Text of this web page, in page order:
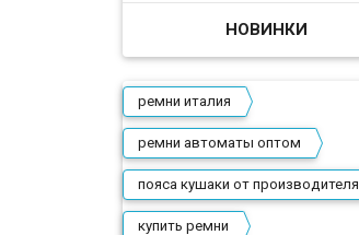
НОВИНКИ
ремни италия
ремни автоматы оптом
пояса кушаки от производителя
купить ремни